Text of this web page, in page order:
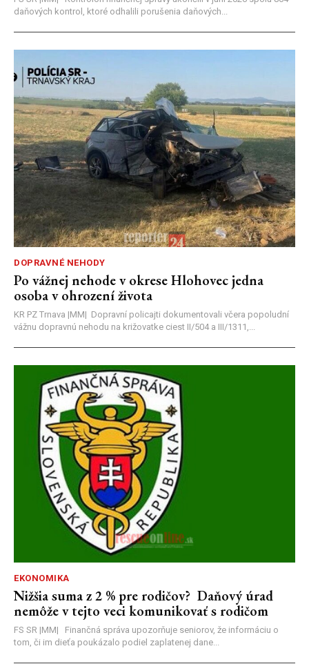
daňových kontrol, ktoré odhalili porušenia daňových...
DOPRAVNÉ NEHODY
Po vážnej nehode v okrese Hlohovec jedna
osoba v ohrození života
KR PZ Trnava |MM| Dopravní policajti dokumentovali včera popoludní
vážnu dopravnú nehodu na križovatke ciest II/504 a III/1311,...
EKONOMIKA
Nižšia suma z 2 % pre rodičov? Daňový úrad
nemôže v tejto veci komunikovať s rodičom
FS SR |MM| Finančná správa upozorňuje seniorov, že informáciu o
tom, či im dieťa poukázalo podiel zaplatenej dane...